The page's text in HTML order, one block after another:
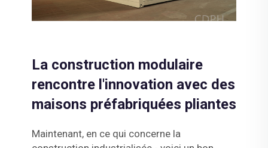
La construction modulaire
rencontre l'innovation avec des
maisons préfabriquées pliantes
Maintenant, en ce qui concerne la